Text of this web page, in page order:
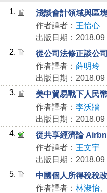
1.
淺談會計領域與區
作者譯者： 王怡心
出版日期：2018.09
2.
從公司法修正談公
作者譯者： 薛明玲
出版日期：2018.09
3.
美中貿易戰下人民
作者譯者： 李沃牆
出版日期：2018.09
4.
從共享經濟論
作者譯者： 王文宇
出版日期：2018.09
5.
中國個人所得稅稅
作者譯者： 林淑怡